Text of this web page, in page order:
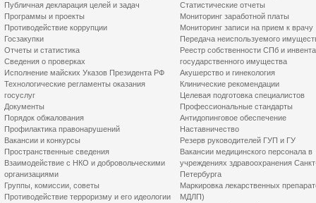
Публичная декларация целей и задач
Программы и проекты
Противодействие коррупции
Госзакупки
Отчеты и статистика
Сведения о проверках
Исполнение майских Указов Президента РФ
Технологические регламенты оказания
госуслуг
Документы
Порядок обжалования
Профилактика правонарушений
Вакансии и конкурсы
Пространственные сведения
Взаимодействие с НКО и добровольческими
организациями
Группы, комиссии, советы
Противодействие терроризму и его идеологии
Статистические отчеты
Мониторинг заработной платы
Мониторинг записи на прием к врачу
Передача неиспользуемого
Реестр собственности СПб и
государственного имущества
Акушерство и гинекология
Клинические рекомендации
Целевая подготовка специалистов
Профессиональные стандарты
Антидопинговое обеспечение
Наставничество
Резерв руководителей ГУП и ГУ
Вакансии медицинского персонала в
учреждениях здравоохранения
Петербурга
Маркировка лекарственных
МДЛП)